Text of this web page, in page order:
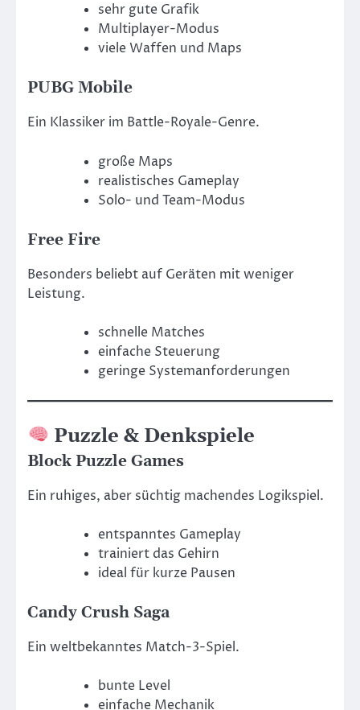
sehr gute Grafik
Multiplayer-Modus
viele Waffen und Maps
PUBG Mobile
Ein Klassiker im Battle-Royale-Genre.
große Maps
realistisches Gameplay
Solo- und Team-Modus
Free Fire
Besonders beliebt auf Geräten mit weniger
Leistung.
schnelle Matches
einfache Steuerung
geringe Systemanforderungen
Puzzle & Denkspiele
Block Puzzle Games
Ein ruhiges, aber süchtig machendes Logikspiel.
entspanntes Gameplay
trainiert das Gehirn
ideal für kurze Pausen
Candy Crush Saga
Ein weltbekanntes Match-3-Spiel.
bunte Level
einfache Mechanik